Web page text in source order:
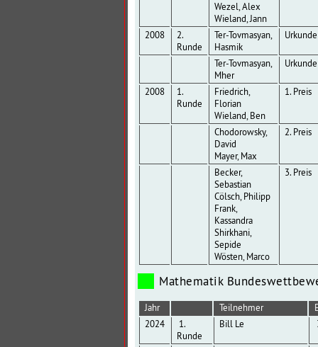
Wezel, Alex
Wieland, Jann
2008
2.
Runde
Ter-Tovmasyan,
Hasmik
Urkunde
Ter-Tovmasyan,
Mher
Urkunde
2008
1.
Runde
Friedrich,
Florian
Wieland, Ben
1. Preis
Chodorowsky,
David
Mayer, Max
2. Preis
Becker,
Sebastian
Cölsch, Philipp
Frank,
Kassandra
Shirkhani,
Sepide
Wösten, Marco
3. Preis
Mathematik
Jahr Teilnehmer
2024
1.
Runde
Bill Le